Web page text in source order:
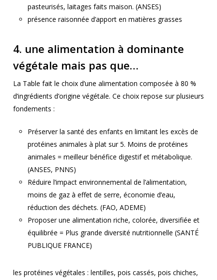
pasteurisés, laitages faits maison. (ANSES)
présence raisonnée d’apport en matières grasses
4. une alimentation à dominante
végétale mais pas que…
La Table fait le choix d’une alimentation composée à 80 %
d’ingrédients d’origine végétale. Ce choix repose sur plusieurs
fondements :
Préserver la santé des enfants en limitant les excès de
protéines animales à plat sur 5. Moins de protéines
animales = meilleur bénéfice digestif et métabolique.
(ANSES, PNNS)
Réduire l’impact environnemental de l’alimentation,
moins de gaz à effet de serre, économie d’eau,
réduction des déchets. (FAO, ADEME)
Proposer une alimentation riche, colorée, diversifiée et
équilibrée = Plus grande diversité nutritionnelle (SANTÉ
PUBLIQUE FRANCE)
les protéines végétales : lentilles, pois cassés, pois chiches,